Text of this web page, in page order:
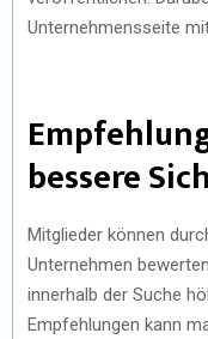
Unternehmensseite
bessere
Mitglieder können
Unternehmen
innerhalb der Suche
Empfehlungen kann